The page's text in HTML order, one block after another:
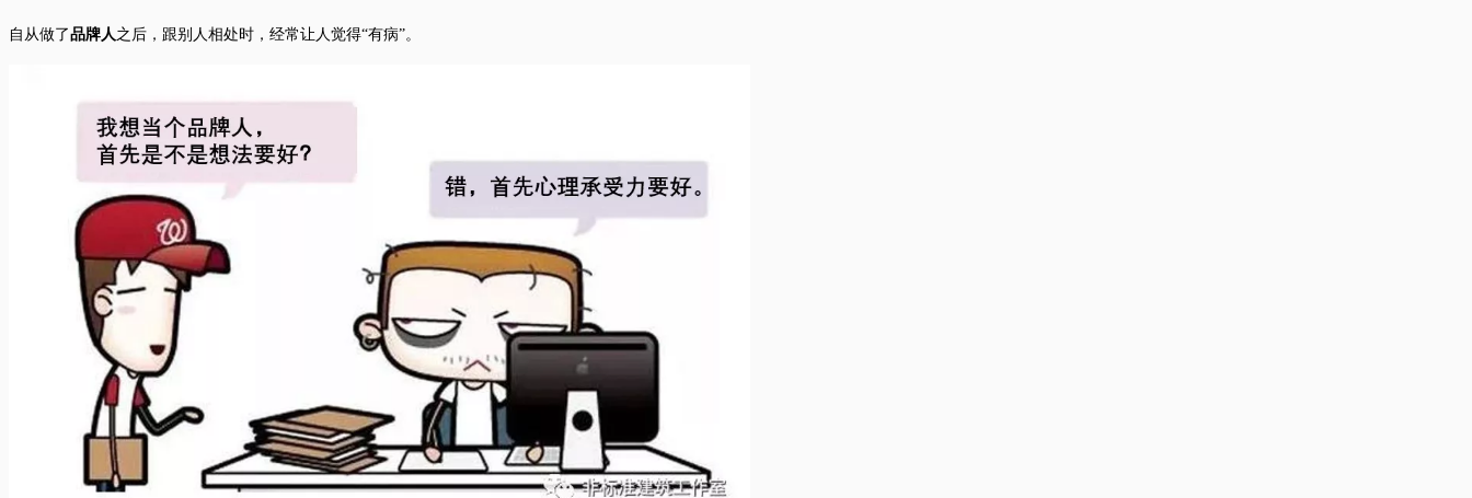
自从做了品牌人之后，跟别人相处时，经常让人觉得“有病”。